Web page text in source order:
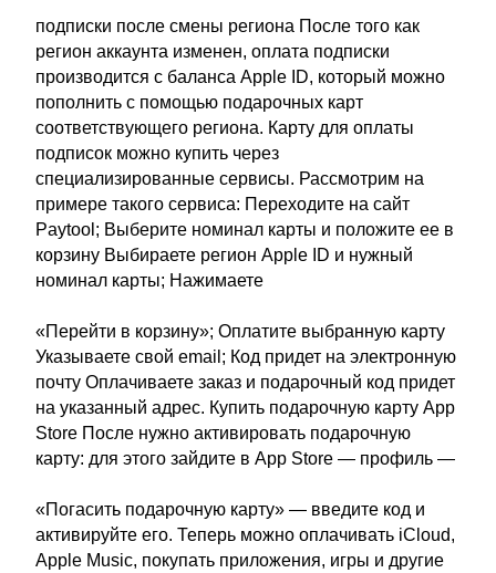
подписки после смены региона После того как
регион аккаунта изменен, оплата подписки
производится с баланса Apple ID, который можно
пополнить с помощью подарочных карт
соответствующего региона. Карту для оплаты
подписок можно купить через
специализированные сервисы. Рассмотрим на
примере такого сервиса: Переходите на сайт
Paytool; Выберите номинал карты и положите ее в
корзину Выбираете регион Apple ID и нужный
номинал карты; Нажимаете
«Перейти в корзину»; Оплатите выбранную карту
Указываете свой email; Код придет на электронную
почту Оплачиваете заказ и подарочный код придет
на указанный адрес. Купить подарочную карту App
Store После нужно активировать подарочную
карту: для этого зайдите в App Store — профиль —
«Погасить подарочную карту» — введите код и
активируйте его. Теперь можно оплачивать iCloud,
Apple Music, покупать приложения, игры и другие